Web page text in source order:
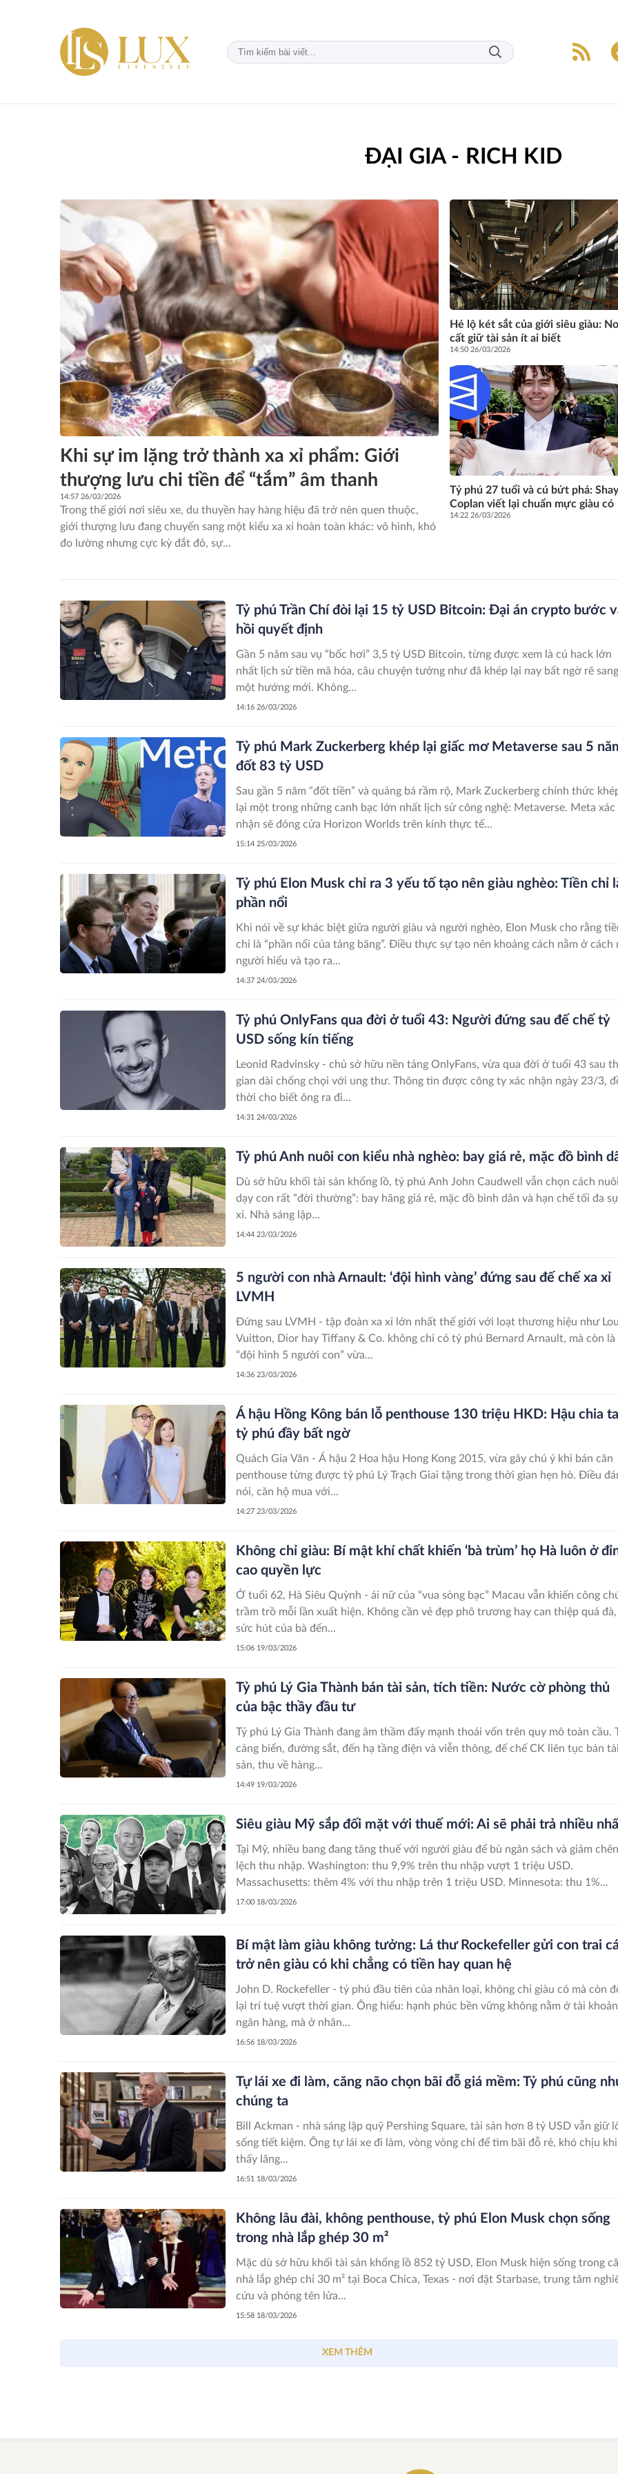
ĐẠI GIA - RICH KID
Khi sự im lặng trở thành xa xỉ phẩm: Giới
thượng lưu chi tiền để “tắm” âm thanh
14:57 26/03/2026
Trong thế giới nơi siêu xe, du thuyền hay hàng hiệu đã trở nên quen thuộc,
giới thượng lưu đang chuyển sang một kiểu xa xỉ hoàn toàn khác: vô hình, khó
đo lường nhưng cực kỳ đắt đỏ, sự...
Hé lộ két sắt của giới siêu giàu:
cất giữ tài sản ít ai biết
14:50 26/03/2026
Tỷ phú 27 tuổi và cú bứt phá:
Coplan viết lại chuẩn mực giàu có
14:22 26/03/2026
Tỷ phú Trần Chí đòi lại 15 tỷ USD Bitcoin: Đại án crypto bước
hồi quyết định
Gần 5 năm sau vụ “bốc hơi” 3,5 tỷ USD Bitcoin, từng được xem là cú hack lớn
nhất lịch sử tiền mã hóa, câu chuyện tưởng như đã khép lại nay bất ngờ rẽ sang
một hướng mới. Không...
14:16 26/03/2026
Tỷ phú Mark Zuckerberg khép lại giấc mơ Metaverse sau 5
đốt 83 tỷ USD
Sau gần 5 năm “đốt tiền” và quảng bá rầm rộ, Mark Zuckerberg chính thức
lại một trong những canh bạc lớn nhất lịch sử công nghệ: Metaverse. Meta xác
nhận sẽ đóng cửa Horizon Worlds trên kính thực tế...
15:14 25/03/2026
Tỷ phú Elon Musk chỉ ra 3 yếu tố tạo nên giàu nghèo: Tiền chỉ
phần nổi
Khi nói về sự khác biệt giữa người giàu và người nghèo, Elon Musk cho rằng
chỉ là “phần nổi của tảng băng”. Điều thực sự tạo nên khoảng cách nằm ở cách
người hiểu và tạo ra...
14:37 24/03/2026
Tỷ phú OnlyFans qua đời ở tuổi 43: Người đứng sau đế chế tỷ
USD sống kín tiếng
Leonid Radvinsky - chủ sở hữu nền tảng OnlyFans, vừa qua đời ở tuổi 43 sau
gian dài chống chọi với ung thư. Thông tin được công ty xác nhận ngày 23/3,
thời cho biết ông ra đi...
14:31 24/03/2026
Tỷ phú Anh nuôi con kiểu nhà nghèo: bay giá rẻ, mặc đồ bình
Dù sở hữu khối tài sản khổng lồ, tỷ phú Anh John Caudwell vẫn chọn cách nuôi
dạy con rất “đời thường”: bay hãng giá rẻ, mặc đồ bình dân và hạn chế tối đa
xỉ. Nhà sáng lập...
14:44 23/03/2026
5 người con nhà Arnault: ‘đội hình vàng’ đứng sau đế chế xa xỉ
LVMH
Đứng sau LVMH - tập đoàn xa xỉ lớn nhất thế giới với loạt thương hiệu như
Vuitton, Dior hay Tiffany & Co. không chỉ có tỷ phú Bernard Arnault, mà còn là
“đội hình 5 người con” vừa...
14:36 23/03/2026
Á hậu Hồng Kông bán lỗ penthouse 130 triệu HKD: Hậu chia
tỷ phú đầy bất ngờ
Quách Gia Văn - Á hậu 2 Hoa hậu Hong Kong 2015, vừa gây chú ý khi bán căn
penthouse từng được tỷ phú Lý Trạch Giai tặng trong thời gian hẹn hò. Điều
nói, căn hộ mua với...
14:27 23/03/2026
Không chỉ giàu: Bí mật khí chất khiến ‘bà trùm’ họ Hà luôn ở
cao quyền lực
Ở tuổi 62, Hà Siêu Quỳnh - ái nữ của “vua sòng bạc” Macau vẫn khiến công
trầm trồ mỗi lần xuất hiện. Không cần vẻ đẹp phô trương hay can thiệp quá đà,
sức hút của bà đến...
15:06 19/03/2026
Tỷ phú Lý Gia Thành bán tài sản, tích tiền: Nước cờ phòng thủ
của bậc thầy đầu tư
Tỷ phú Lý Gia Thành đang âm thầm đẩy mạnh thoái vốn trên quy mô toàn cầu.
cảng biển, đường sắt, đến hạ tầng điện và viễn thông, đế chế CK liên tục bán tài
sản, thu về hàng...
14:49 19/03/2026
Siêu giàu Mỹ sắp đối mặt với thuế mới: Ai sẽ phải trả nhiều
Tại Mỹ, nhiều bang đang tăng thuế với người giàu để bù ngân sách và giảm
lệch thu nhập. Washington: thu 9,9% trên thu nhập vượt 1 triệu USD.
Massachusetts: thêm 4% với thu nhập trên 1 triệu USD. Minnesota: thu 1%...
17:00 18/03/2026
Bí mật làm giàu không tưởng: Lá thư Rockefeller gửi con trai
trở nên giàu có khi chẳng có tiền hay quan hệ
John D. Rockefeller - tỷ phú đầu tiên của nhân loại, không chỉ giàu có mà còn
lại trí tuệ vượt thời gian. Ông hiểu: hạnh phúc bền vững không nằm ở tài khoản
ngân hàng, mà ở nhân...
16:56 18/03/2026
Tự lái xe đi làm, căng não chọn bãi đỗ giá mềm: Tỷ phú cũng
chúng ta
Bill Ackman - nhà sáng lập quỹ Pershing Square, tài sản hơn 8 tỷ USD vẫn giữ
sống tiết kiệm. Ông tự lái xe đi làm, vòng vòng chỉ để tìm bãi đỗ rẻ, khó chịu khi
thấy lãng...
16:51 18/03/2026
Không lâu đài, không penthouse, tỷ phú Elon Musk chọn sống
trong nhà lắp ghép 30 m²
Mặc dù sở hữu khối tài sản khổng lồ 852 tỷ USD, Elon Musk hiện sống trong
nhà lắp ghép chỉ 30 m² tại Boca Chica, Texas - nơi đặt Starbase, trung tâm
cứu và phóng tên lửa...
15:58 18/03/2026
XEM THÊM